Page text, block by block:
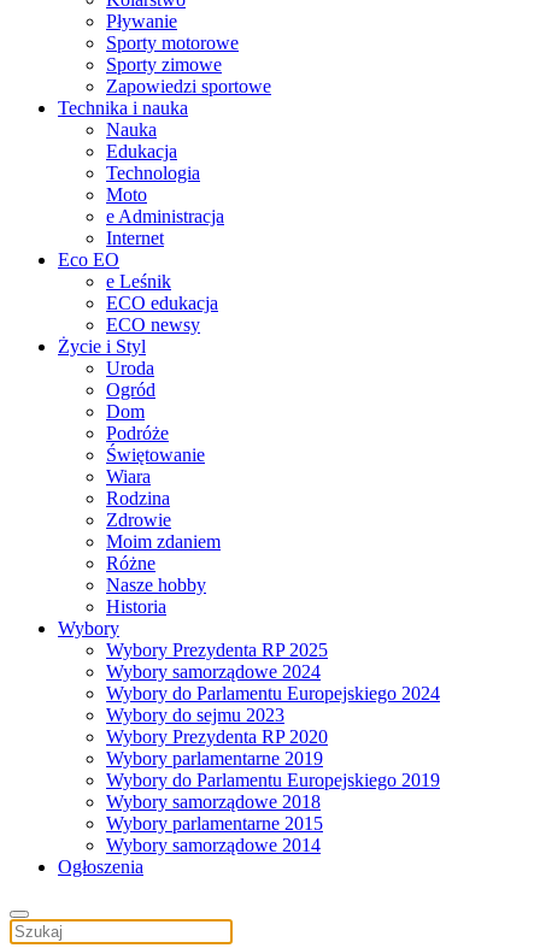
Pływanie
Sporty motorowe
Sporty zimowe
Zapowiedzi sportowe
Technika i nauka
Nauka
Edukacja
Technologia
Moto
e Administracja
Internet
Eco EO
e Leśnik
ECO edukacja
ECO newsy
Życie i Styl
Uroda
Ogród
Dom
Podróże
Świętowanie
Wiara
Rodzina
Zdrowie
Moim zdaniem
Różne
Nasze hobby
Historia
Wybory
Wybory Prezydenta RP 2025
Wybory samorządowe 2024
Wybory do Parlamentu Europejskiego 2024
Wybory do sejmu 2023
Wybory Prezydenta RP 2020
Wybory parlamentarne 2019
Wybory do Parlamentu Europejskiego 2019
Wybory samorządowe 2018
Wybory parlamentarne 2015
Wybory samorządowe 2014
Ogłoszenia